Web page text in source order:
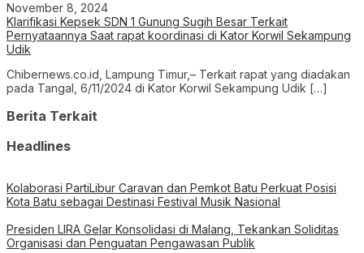
November 8, 2024
Klarifikasi Kepsek SDN 1 Gunung Sugih Besar Terkait
Pernyataannya Saat rapat koordinasi di Kator Korwil Sekampung
Udik
Chibernews.co.id, Lampung Timur,– Terkait rapat yang diadakan
pada Tangal, 6/11/2024 di Kator Korwil Sekampung Udik […]
Berita Terkait
Headlines
Kolaborasi PartiLibur Caravan dan Pemkot Batu Perkuat Posisi
Kota Batu sebagai Destinasi Festival Musik Nasional
Presiden LIRA Gelar Konsolidasi di Malang, Tekankan Soliditas
Organisasi dan Penguatan Pengawasan Publik